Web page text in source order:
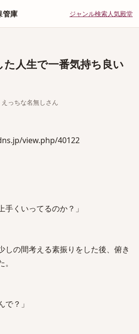
管庫 ジャンル検索人気殿堂
人生で一番気持ち良い
っちな名無しさん
view.php/40122
手くいってるのか？」
しの間考える素振りをした後、俯き
で？」